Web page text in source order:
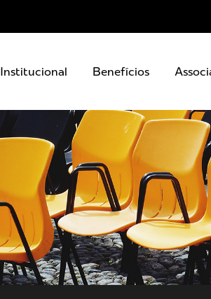
Institucional Benefícios